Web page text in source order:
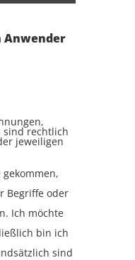
Anwender
sind rechtlich
jeweiligen
Begriffe oder
Ich möchte
bin ich
sind